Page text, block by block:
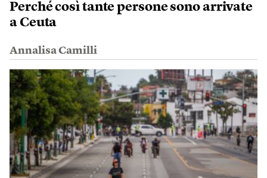
Perché così tante persone sono arrivate
a Ceuta
Annalisa Camilli